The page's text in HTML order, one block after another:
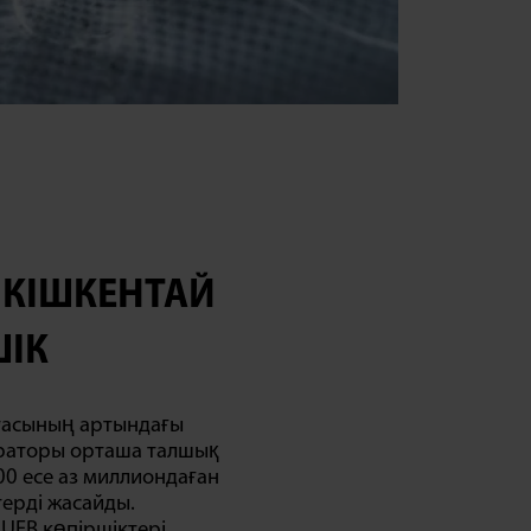
артындағы
орташа талшық
есе аз миллиондаған
жасайды.